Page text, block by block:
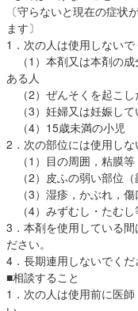
〔守らないと現在の症状
ます〕
1．次の人は使用しないで
（1）本剤又は本剤の
ある人
（2）ぜんそくを起こし
（3）妊婦又は妊娠して
（4）15歳未満の小児
2．次の部位には使用しな
（1）目の周囲，粘膜等
（2）皮ふの弱い部位（
（3）湿疹，かぶれ，傷
（4）みずむし・たむ
3．本剤を使用している
ださい。
4．長期連用しないでくだ
■相談すること
1．次の人は使用前に医